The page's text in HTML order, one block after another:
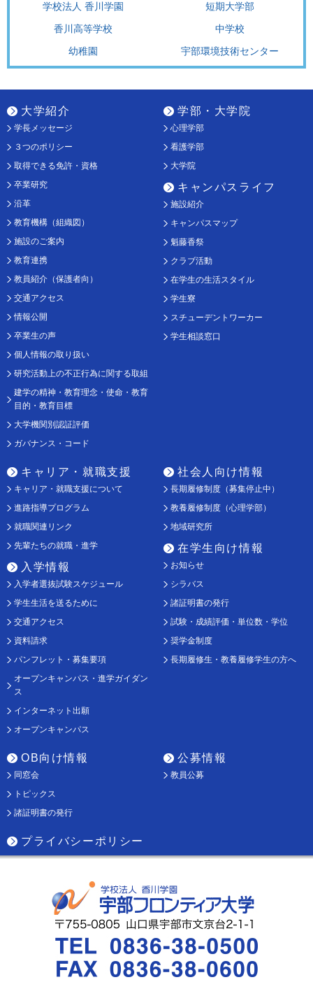
学校法人 香川学園
短期大学部
香川高等学校
中学校
幼稚園
宇部環境技術センター
大学紹介
学長メッセージ
３つのポリシー
取得できる免許・資格
卒業研究
沿革
教育機構（組織図）
施設のご案内
教育連携
教員紹介（保護者向）
交通アクセス
情報公開
卒業生の声
個人情報の取り扱い
研究活動上の不正行為に関する取組
建学の精神・教育理念・使命・教育
目的・教育目標
大学機関別認証評価
ガバナンス・コード
学部・大学院
心理学部
看護学部
大学院
キャンパスライフ
施設紹介
キャンパスマップ
魁藤香祭
クラブ活動
在学生の生活スタイル
学生寮
スチューデントワーカー
学生相談窓口
キャリア・就職支援
キャリア・就職支援について
進路指導プログラム
就職関連リンク
先輩たちの就職・進学
入学情報
入学者選抜試験スケジュール
学生生活を送るために
交通アクセス
資料請求
パンフレット・募集要項
オープンキャンパス・進学ガイダン
ス
インターネット出願
オープンキャンパス
社会人向け情報
長期履修制度（募集停止中）
教養履修制度（心理学部）
地域研究所
在学生向け情報
お知らせ
シラバス
諸証明書の発行
試験・成績評価・単位数・学位
奨学金制度
長期履修生・教養履修学生の方へ
OB向け情報
同窓会
トピックス
諸証明書の発行
公募情報
教員公募
プライバシーポリシー